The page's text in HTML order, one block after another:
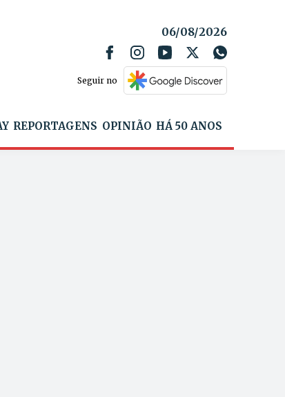
06/08/2026
Seguir no
REPORTAGENS OPINIÃO HÁ 50 ANOS